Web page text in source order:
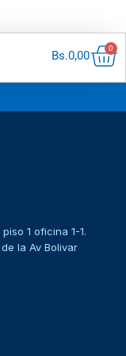
Bs.0,00
0
1 oficina 1-1.
la Av Bolivar